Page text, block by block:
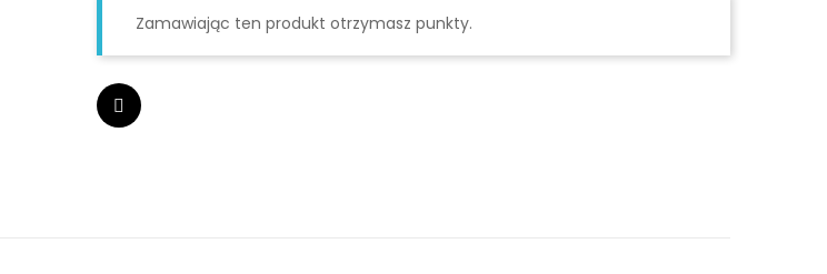
Zamawiając ten produkt otrzymasz punkty.